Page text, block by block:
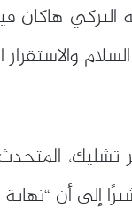
هاكان
والاستقرار
تشليك،
إلى أن